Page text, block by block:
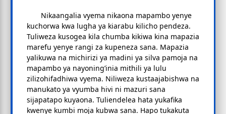
Nikaangalia vyema nikaona mapambo yenye
kuchorwa kwa lugha ya kiarabu kilicho pendeza.
Tuliweza kusogea kila chumba kikiwa kina mapazia
marefu yenye rangi za kupeneza sana. Mapazia
yalikuwa na michirizi ya madini ya silva pamoja na
mapambo ya nayoning’inia mithili ya lulu
zilizohifadhiwa vyema. Niliweza kustaajabishwa na
manukato ya vyumba hivi ni mazuri sana
sijapatapo kuyaona. Tuliendelea hata yukafika
kwenye kumbi moja kubwa sana. Hapo tukakuta